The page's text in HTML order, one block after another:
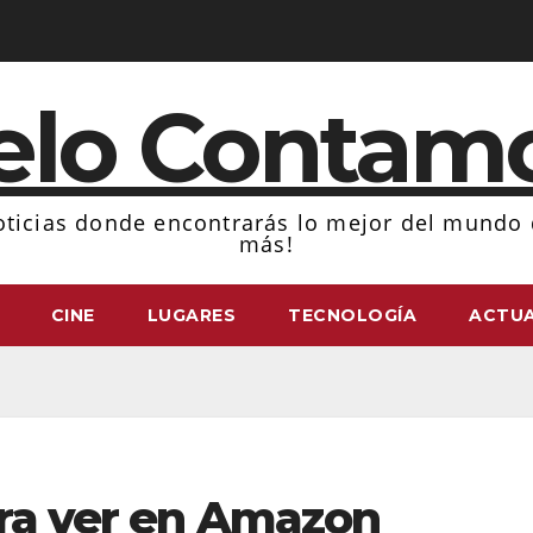
donde encontrarás lo mejor del
más!
CINE LUGARES TECNOLOGÍA
ver en Amazon